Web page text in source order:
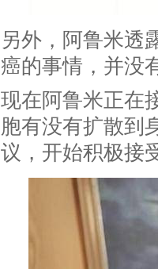
另外，阿鲁米透
癌的事情，并没
现在阿鲁米正在
胞有没有扩散到
议，开始积极接